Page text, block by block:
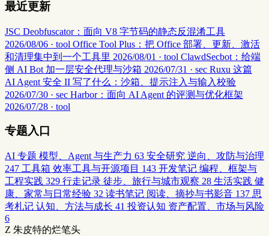
最近更新
JSC Deobfuscator：面向 V8 字节码的静态反混淆工具
2026/08/06 · tool Office Tool Plus：把 Office 部署、更新、激活
和清理集中到一个工具里 2026/08/01 · tool ClawdSecbot：给端
侧 AI Bot 加一层安全代理与沙箱 2026/07/31 · sec Ruxu 这篇
AI Agent 安全 II 写了什么：沙箱、提示注入与输入校验
2026/07/30 · sec Harbor：面向 AI Agent 的评测与优化框架
2026/07/28 · tool
专题入口
AI 专题 模型、Agent 与生产力 63 安全研究 逆向、攻防与治理
247 工具箱 效率工具与开源项目 143 开发笔记 编程、框架与
工程实践 329 行走记录 徒步、旅行与城市观察 28 生活实践 健
康、家常与日常经验 32 读书笔记 阅读、摘抄与书影音 137 思
考札记 认知、方法与成长 41 投资认知 资产配置、市场与风险
6
Z 朱皮特的烂笔头